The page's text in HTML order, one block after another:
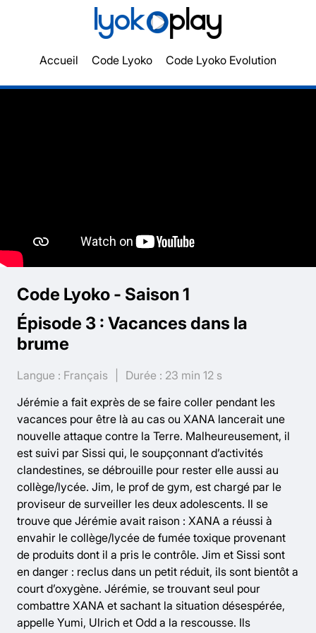
Accueil Code Lyoko Code Lyoko Evolution
Code Lyoko - Saison 1
Épisode 3 : Vacances dans la
brume
Langue : Français
Durée : 23 min 12 s
Jérémie a fait exprès de se faire coller pendant les
vacances pour être là au cas ou XANA lancerait une
nouvelle attaque contre la Terre. Malheureusement, il
est suivi par Sissi qui, le soupçonnant d’activités
clandestines, se débrouille pour rester elle aussi au
collège/lycée. Jim, le prof de gym, est chargé par le
proviseur de surveiller les deux adolescents. Il se
trouve que Jérémie avait raison : XANA a réussi à
envahir le collège/lycée de fumée toxique provenant
de produits dont il a pris le contrôle. Jim et Sissi sont
en danger : reclus dans un petit réduit, ils sont bientôt a
court d’oxygène. Jérémie, se trouvant seul pour
combattre XANA et sachant la situation désespérée,
appelle Yumi, Ulrich et Odd a la rescousse. Ils